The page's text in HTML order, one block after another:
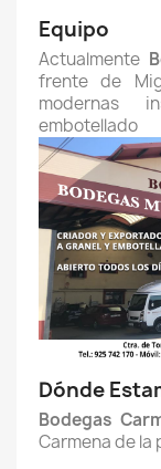
Equipo
Actualmente
frente de
modernas
Dónde
Bodegas
Carmena de la